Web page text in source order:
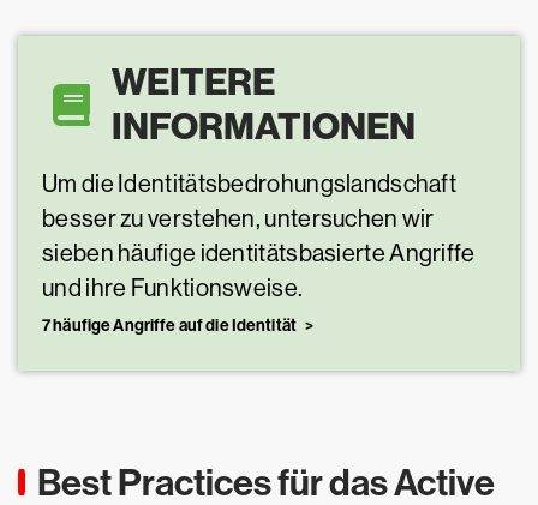
WEITERE
INFORMATIONEN
Um die Identitätsbedrohungslandschaft
besser zu verstehen, untersuchen wir
sieben häufige identitätsbasierte Angriffe
und ihre Funktionsweise.
7 häufige Angriffe auf die Identität
Best Practices für das Active